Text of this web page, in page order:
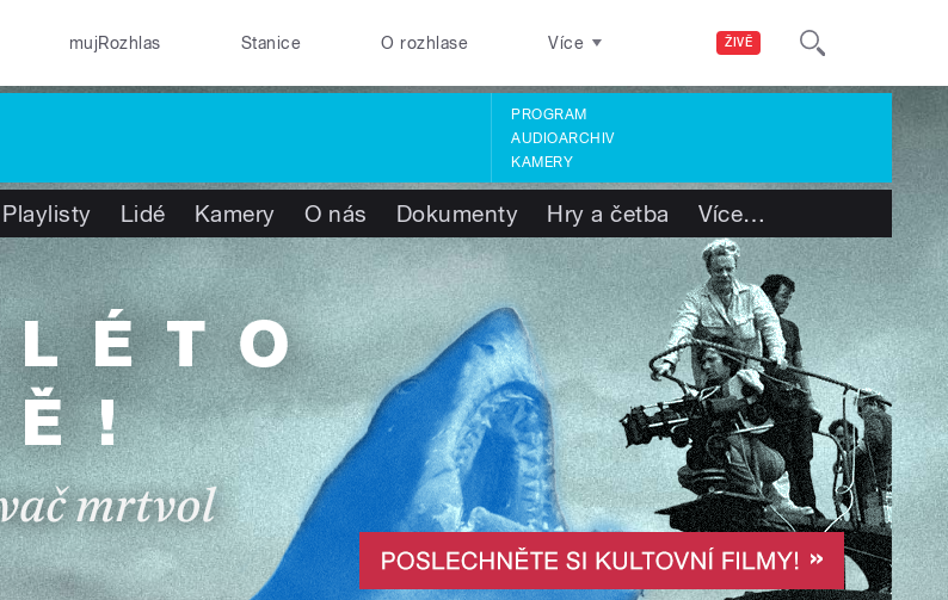
ŽIVĚ
mujRozhlas Stanice O rozhlase Více
PROGRAM
AUDIOARCHIV
KAMERY
Playlisty Lidé Kamery O nás Dokumenty Hry a četba Více…